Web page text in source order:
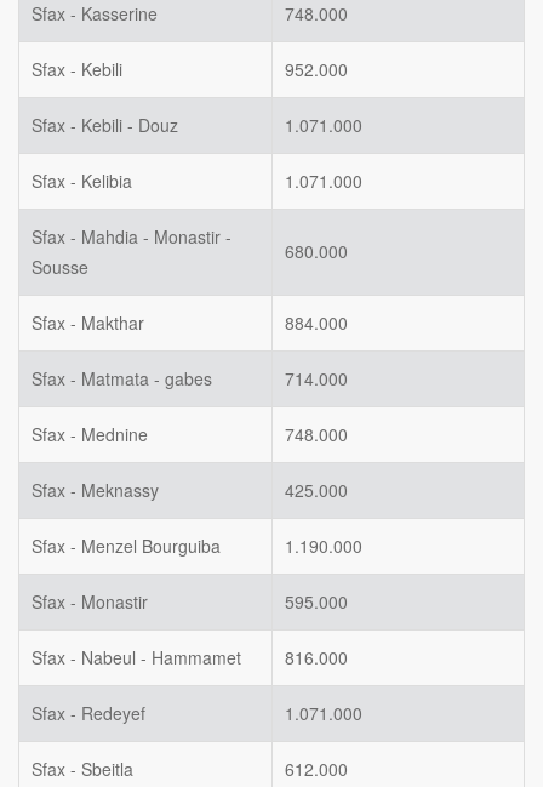
Sfax - Kasserine 748.000
Sfax - Kebili 952.000
Sfax - Kebili - Douz 1.071.000
Sfax - Kelibia 1.071.000
Sfax - Mahdia - Monastir -
Sousse
680.000
Sfax - Makthar 884.000
Sfax - Matmata - gabes 714.000
Sfax - Mednine 748.000
Sfax - Meknassy 425.000
Sfax - Menzel Bourguiba 1.190.000
Sfax - Monastir 595.000
Sfax - Nabeul - Hammamet 816.000
Sfax - Redeyef 1.071.000
Sfax - Sbeitla 612.000